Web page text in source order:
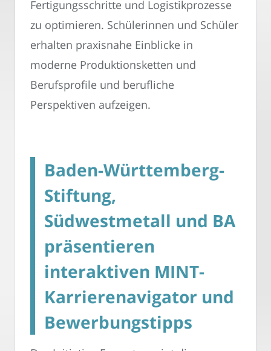
Fertigungsschritte und Logistikprozesse
zu optimieren. Schülerinnen und Schüler
erhalten praxisnahe Einblicke in
moderne Produktionsketten und
Berufsprofile und berufliche
Perspektiven aufzeigen.
Baden-Württemberg-
Stiftung,
Südwestmetall und BA
präsentieren
interaktiven MINT-
Karrierenavigator und
Bewerbungstipps